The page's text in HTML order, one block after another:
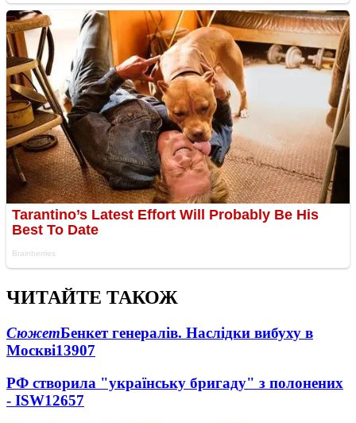
ЧИТАЙТЕ ТАКОЖ
СюжетБенкет генералів. Наслідки вибуху в
Москві13907
РФ створила "українську бригаду" з полонених
- ISW12657